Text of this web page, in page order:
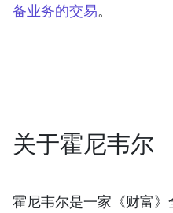
备业务的交易。
关于霍尼韦尔
霍尼韦尔是一家《财富》